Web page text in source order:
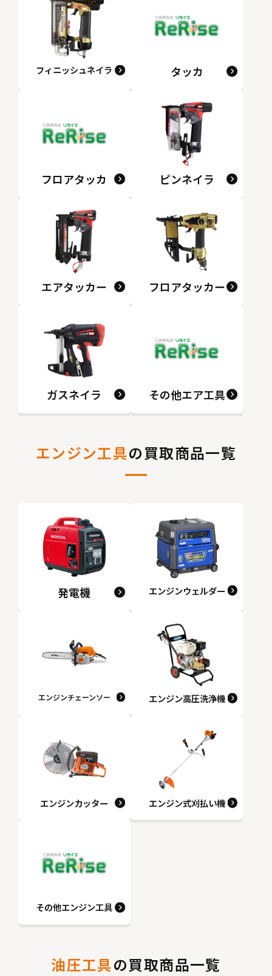
フィニッシュネイラ タッカ
フロアタッカ ピンネイラ
エアタッカー フロアタッカー
ガスネイラ その他エア工具
エンジン工具の買取商品一覧
発電機 エンジンウェルダー
エンジンチェーンソー エンジン高圧洗浄機
エンジンカッター エンジン式刈払い機
その他エンジン工具
油圧工具の買取商品一覧